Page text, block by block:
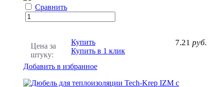
Сравнить
Цена за
штуку:
7.21 руб.
Купить
Купить в 1 клик
Добавить в избранное